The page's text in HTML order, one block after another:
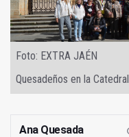
Foto: EXTRA JAÉN
Quesadeños en la Catedral
Ana Quesada